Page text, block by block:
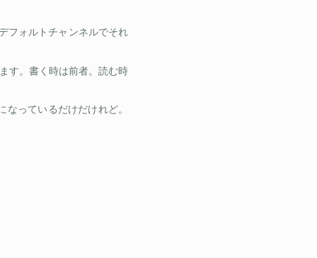
フォルトチャンネルでそれ
す。書く時は前者。読む時
っているだけだけれど。